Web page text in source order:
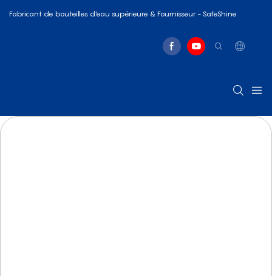
Fabricant de bouteilles d'eau supérieure & Fournisseur - SafeShine